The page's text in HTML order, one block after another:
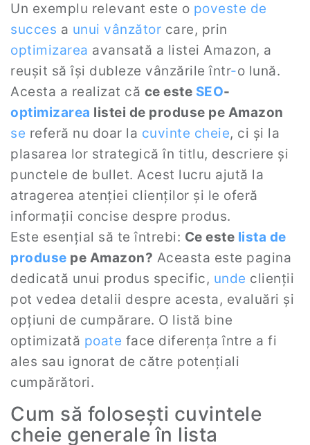
Un exemplu relevant este o poveste de
succes a unui vânzător care, prin
optimizarea avansată a listei Amazon, a
reușit să își dubleze vânzările într-o lună.
Acesta a realizat că ce este SEO-
optimizarea listei de produse pe Amazon
se referă nu doar la cuvinte cheie, ci și la
plasarea lor strategică în titlu, descriere și
punctele de bullet. Acest lucru ajută la
atragerea atenției clienților și le oferă
informații concise despre produs.
Este esențial să te întrebi: Ce este lista de
produse pe Amazon? Aceasta este pagina
dedicată unui produs specific, unde clienții
pot vedea detalii despre acesta, evaluări și
opțiuni de cumpărare. O listă bine
optimizată poate face diferența între a fi
ales sau ignorat de către potențiali
cumpărători.
Cum să folosești cuvintele
cheie generale în lista